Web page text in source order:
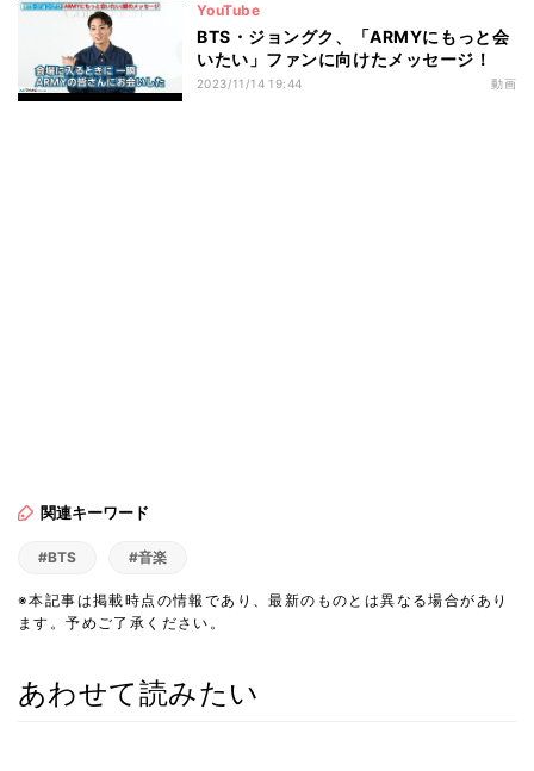
YouTube
BTS・ジョングク、「ARMYにもっと会
いたい」ファンに向けたメッセージ！
2023/11/14 19:44 動画
関連キーワード
#BTS #音楽
※本記事は掲載時点の情報であり、最新のものとは異なる場合があり
ます。予めご了承ください。
あわせて読みたい